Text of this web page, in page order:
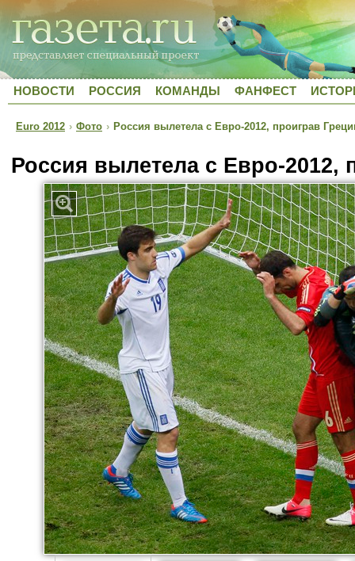
НОВОСТИ РОССИЯ КОМАНДЫ ФАНФЕСТ
Euro 2012 › Фото › Россия вылетела с Евро-2012, проиграв
Россия вылетела с Евро-2012,